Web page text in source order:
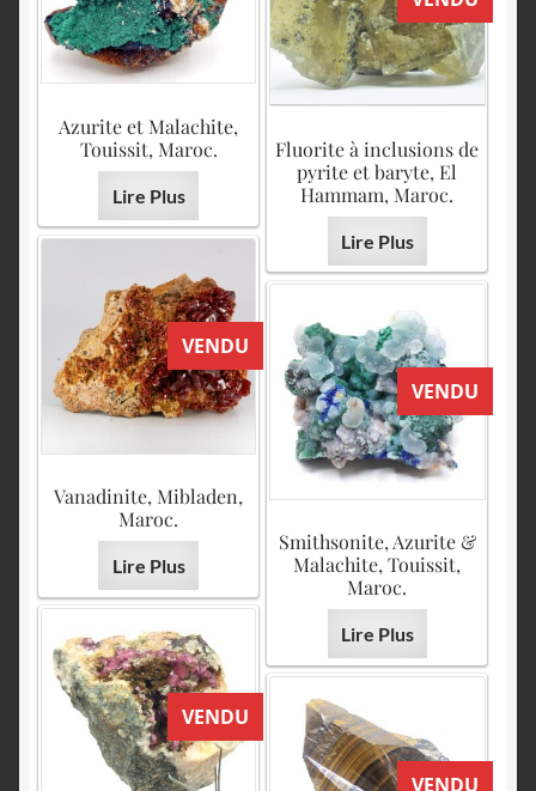
Azurite et Malachite,
Touissit, Maroc.
Lire Plus
Fluorite à inclusions de
pyrite et baryte, El
Hammam, Maroc.
Lire Plus
VENDU
Vanadinite, Mibladen,
Maroc.
Lire Plus
VENDU
Smithsonite, Azurite &
Malachite, Touissit,
Maroc.
Lire Plus
VENDU
VENDU